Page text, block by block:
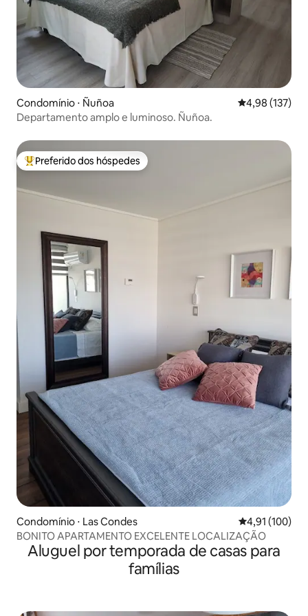
Condomínio ⋅ Ñuñoa 4,98 de uma
4,98 (137)
Departamento amplo e luminoso. Ñuñoa.
Entre os melhores preferidos dos hóspedes
Preferido dos hóspedes
Condomínio ⋅ Las Condes 4,91 de uma
4,91 (100)
BONITO APARTAMENTO EXCELENTE LOCALIZAÇÃO
Aluguel por temporada de casas para
famílias